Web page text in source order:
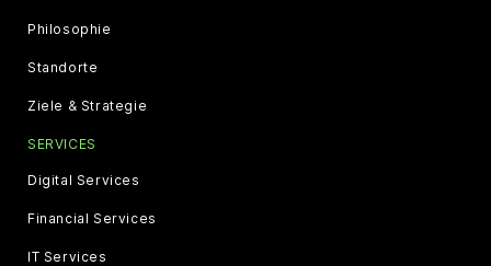
Philosophie
Standorte
Ziele & Strategie
SERVICES
Digital Services
Financial Services
IT Services